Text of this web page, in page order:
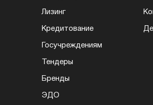
Лизинг
Кредитование
Госучреждениям
Тендеры
Бренды
ЭДО